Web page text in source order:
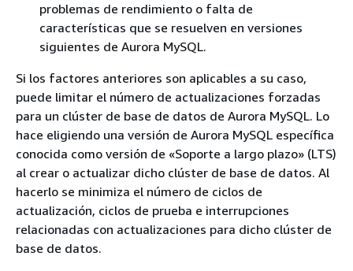
problemas de rendimiento o falta de
características que se resuelven en versiones
siguientes de Aurora MySQL.
Si los factores anteriores son aplicables a su caso,
puede limitar el número de actualizaciones forzadas
para un clúster de base de datos de Aurora MySQL. Lo
hace eligiendo una versión de Aurora MySQL específica
conocida como versión de «Soporte a largo plazo» (LTS)
al crear o actualizar dicho clúster de base de datos. Al
hacerlo se minimiza el número de ciclos de
actualización, ciclos de prueba e interrupciones
relacionadas con actualizaciones para dicho clúster de
base de datos.